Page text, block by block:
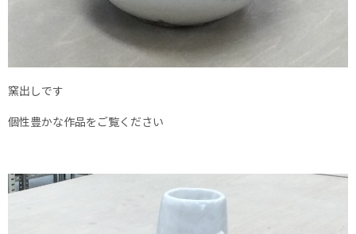
窯出しです
個性豊かな作品をご覧ください